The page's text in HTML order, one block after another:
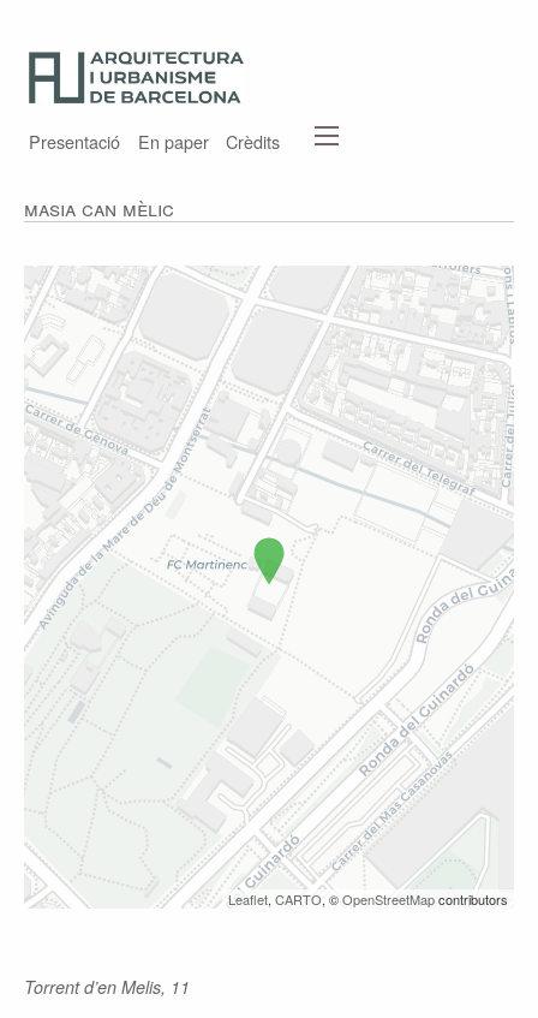
Presentació En paper Crèdits
Masia Can Mèlic
Leaflet, CARTO, ©OpenStreetMapcontributors
Torrent d’en Melis, 11